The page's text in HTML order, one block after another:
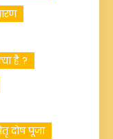
है ?
दोष पूजा